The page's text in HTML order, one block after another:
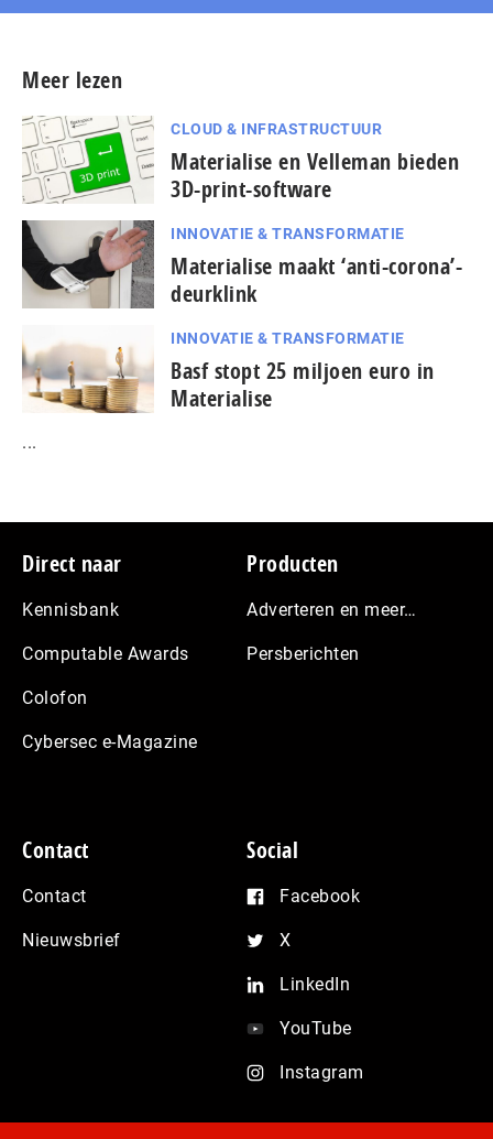
Meer lezen
CLOUD & INFRASTRUCTUUR
Materialise en Velleman bieden
3D-print-software
INNOVATIE & TRANSFORMATIE
Materialise maakt ‘anti-corona’-
deurklink
INNOVATIE & TRANSFORMATIE
Basf stopt 25 miljoen euro in
Materialise
...
Footer
Direct naar
Kennisbank
Computable Awards
Colofon
Cybersec e-Magazine
Producten
Adverteren en meer…
Persberichten
Contact
Contact
Nieuwsbrief
Social
Facebook
X
LinkedIn
YouTube
Instagram